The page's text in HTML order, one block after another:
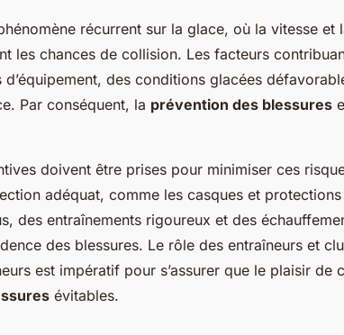
récurrent sur la glace, où la vitesse et
les chances de collision. Les facteurs
d’équipement, des conditions glacées
Par conséquent, la prévention des blessures
doivent être prises pour minimiser ces
adéquat, comme les casques et
des entraînements rigoureux et des
des blessures. Le rôle des entraîneurs et
est impératif pour s’assurer que le plaisir de
évitables.